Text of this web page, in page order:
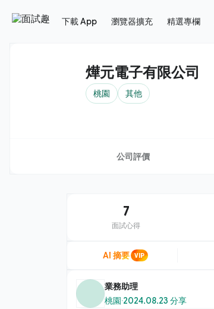
下載 App 瀏覽器擴充 精選專欄
燁元電子有限公司
桃園 其他
公司評價
7
面試心得
AI 摘要 VIP
業務助理
桃園·2024.08.23 分享